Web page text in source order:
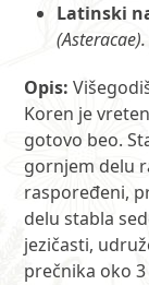
Latinski
(Asteracae).
Opis:
Koren je
gotovo beo.
gornjem delu
raspoređeni,
delu stabla
jezičasti,
prečnika oko 3